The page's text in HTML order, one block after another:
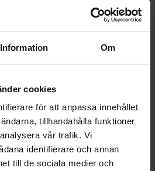
Information Om
cookies
för att anpassa innehållet
tillhandahålla funktioner
vår trafik. Vi
identifierare och annan
till de sociala medier och